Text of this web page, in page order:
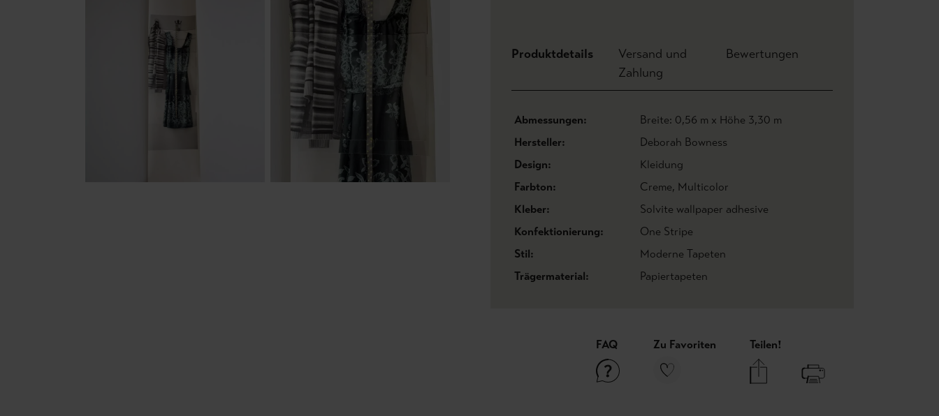
Produktdetails
Versand und
Zahlung
Bewertungen
Abmessungen:
Breite: 0,56 m x Höhe 3,30 m
Hersteller:
Deborah Bowness
Design:
Kleidung
Farbton:
Creme, Multicolor
Kleber:
Solvite wallpaper adhesive
Konfektionierung:
One Stripe
Stil:
Moderne Tapeten
Trägermaterial:
Papiertapeten
FAQ Zu Favoriten Teilen!